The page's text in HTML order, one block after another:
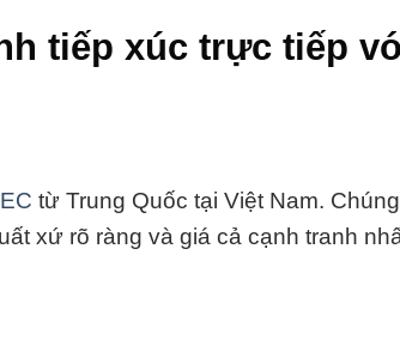
tiếp xúc trực tiếp
từ Trung Quốc tại Việt Nam.
xứ rõ ràng và giá cả cạnh tranh